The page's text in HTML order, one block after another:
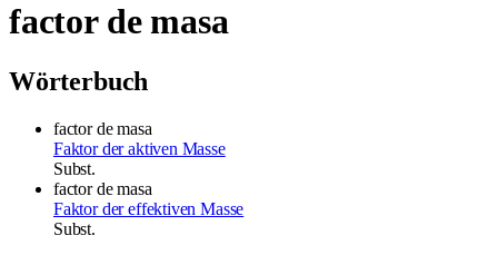
factor de masa
Wörterbuch
factor de masa
Faktor der aktiven Masse
Subst.
factor de masa
Faktor der effektiven Masse
Subst.